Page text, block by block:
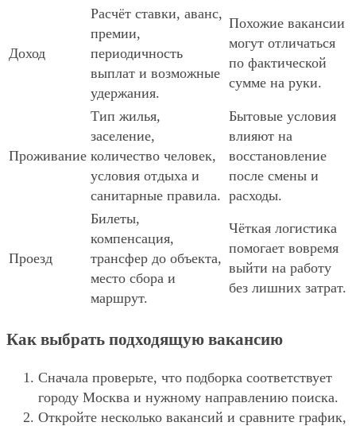
Доход
Расчёт ставки, аванс,
премии,
периодичность
выплат и возможные
удержания.
Похожие вакансии
могут отличаться
по фактической
сумме на руки.
Проживание
Тип жилья,
заселение,
количество человек,
условия отдыха и
санитарные правила.
Бытовые условия
влияют на
восстановление
после смены и
расходы.
Проезд
Билеты,
компенсация,
трансфер до объекта,
место сбора и
маршрут.
Чёткая логистика
помогает вовремя
выйти на работу
без лишних затрат.
Как выбрать подходящую вакансию
Сначала проверьте, что подборка соответствует
городу Москва и нужному направлению поиска.
Откройте несколько вакансий и сравните график,